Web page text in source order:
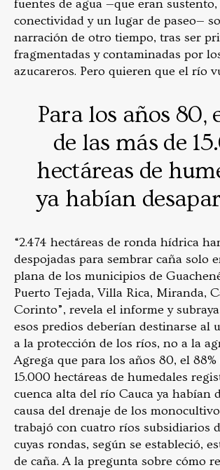
fuentes de agua —que eran
conectividad y un lugar de paseo—
narración de otro tiempo, tras ser
fragmentadas y contaminadas por
azucareros. Pero quieren que el río
Para los años 80,
de las más de
hectáreas de
ya habían
“2.474 hectáreas de ronda hídrica
despojadas para sembrar caña solo
plana de los municipios de
Puerto Tejada, Villa Rica, Miranda,
Corinto”, revela el informe y
esos predios deberían destinarse al
a la protección de los ríos, no a la
Agrega que para los años 80, el 88%
15.000 hectáreas de humedales
cuenca alta del río Cauca ya habían
causa del drenaje de los
trabajó con cuatro ríos subsidiarios
cuyas rondas, según se estableció,
de caña. A la pregunta sobre cómo